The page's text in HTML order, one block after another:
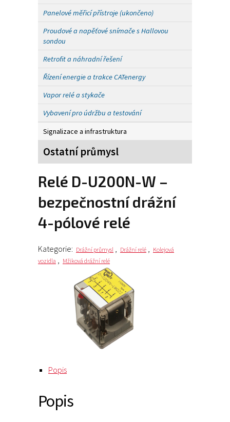
Panelové měřicí přístroje (ukončeno)
Proudové a napěťové snímače s Hallovou
sondou
Retrofit a náhradní řešení
Řízení energie a trakce CATenergy
Vapor relé a stykače
Vybavení pro údržbu a testování
Signalizace a infrastruktura
Ostatní průmysl
Relé D-U200N-W –
bezpečnostní drážní
4-pólové relé
Kategorie: Drážní průmysl , Drážní relé , Kolejová
vozidla , Mžiková drážní relé
Popis
Popis